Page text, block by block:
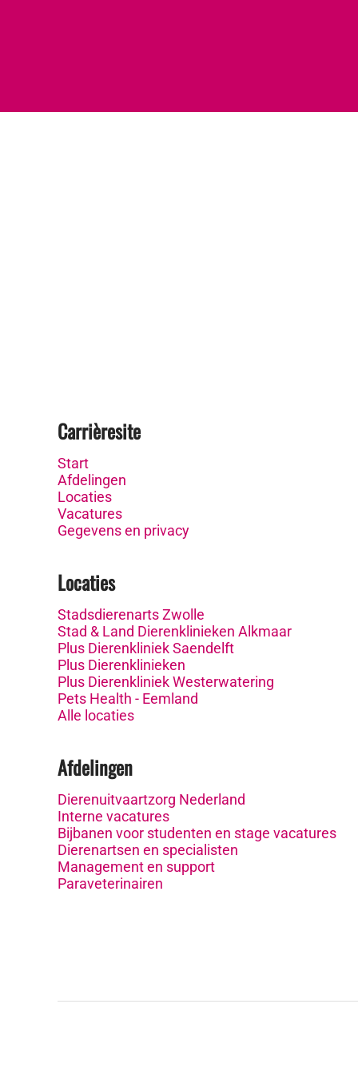
Carrièresite
Start
Afdelingen
Locaties
Vacatures
Gegevens en privacy
Locaties
Stadsdierenarts Zwolle
Stad & Land Dierenklinieken Alkmaar
Plus Dierenkliniek Saendelft
Plus Dierenklinieken
Plus Dierenkliniek Westerwatering
Pets Health - Eemland
Alle locaties
Afdelingen
Dierenuitvaartzorg Nederland
Interne vacatures
Bijbanen voor studenten en stage vacatures
Dierenartsen en specialisten
Management en support
Paraveterinairen